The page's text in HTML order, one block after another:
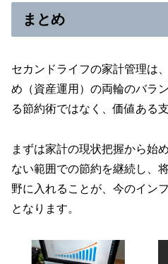
まとめ
セカンドライフの家計管理は
め（資産運用）の両輪のバラ
る節約術ではなく、価値ある
まずは家計の現状把握から始
ない範囲での節約を継続し、
野に入れることが、今のイン
となります。